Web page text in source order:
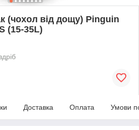
(чохол від дощу) Pinguin
(15-35L)
Доставка Оплата Умови